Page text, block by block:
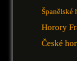
Španělské
Horory
České